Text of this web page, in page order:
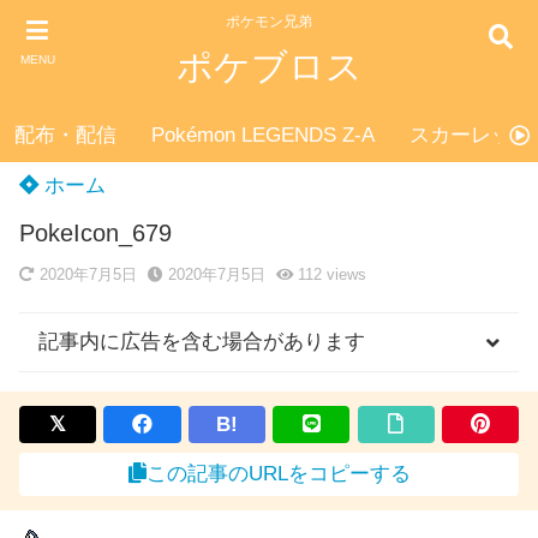
MENU
ポケモン兄弟
ポケブロス
配布・配信 Pokémon LEGENDS Z-A スカーレッ
ホーム
PokeIcon_679
2020年7月5日 2020年7月5日 112views
記事内に広告を含む場合があります
B!
この記事のURLをコピーする